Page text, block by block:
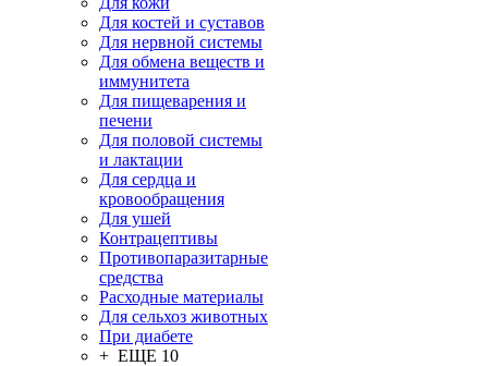
Для костей и суставов
Для нервной системы
Для обмена веществ и
иммунитета
Для пищеварения и
печени
Для половой системы
и лактации
Для сердца и
кровообращения
Для ушей
Контрацептивы
Противопаразитарные
средства
Расходные материалы
Для сельхоз животных
При диабете
+ ЕЩЕ 10